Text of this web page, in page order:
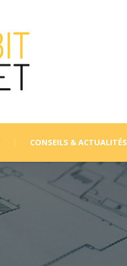
CONSEILS & ACTUALITÉS